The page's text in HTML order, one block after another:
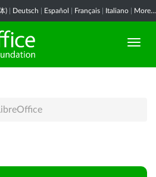
) Deutsch Español Français Italiano More...